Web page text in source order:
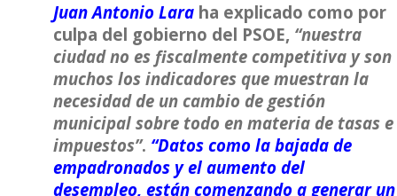
Juan Antonio Lara ha explicado como por
culpa del gobierno del PSOE, “nuestra
ciudad no es fiscalmente competitiva y son
muchos los indicadores que muestran la
necesidad de un cambio de gestión
municipal sobre todo en materia de tasas e
impuestos”. “Datos como la bajada de
empadronados y el aumento del
desempleo, están comenzando a generar un